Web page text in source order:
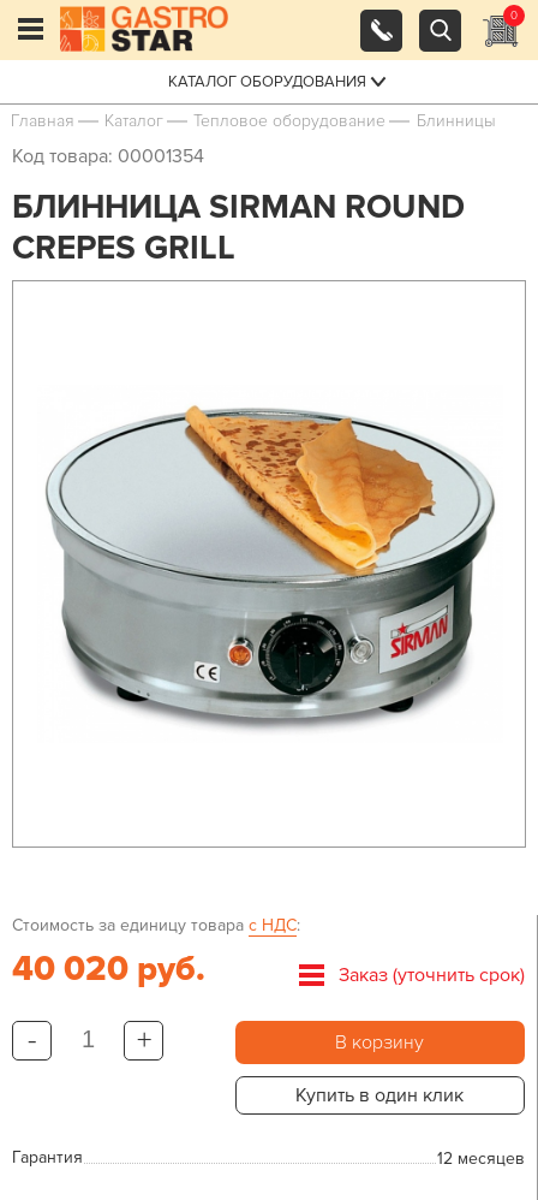
0
КАТАЛОГ ОБОРУДОВАНИЯ
Главная Каталог Тепловое оборудование Блинницы
Код товара: 00001354
БЛИННИЦА SIRMAN ROUND
CREPES GRILL
Стоимость за единицу товара с НДС:
40 020 руб. Заказ (уточнить срок)
- + В корзину
Купить в один клик
Гарантия 12 месяцев